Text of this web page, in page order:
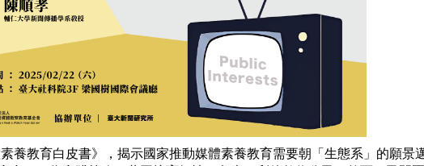
養教育白皮書》，揭示國家推動媒體素養教育需要朝「生態系」的願景